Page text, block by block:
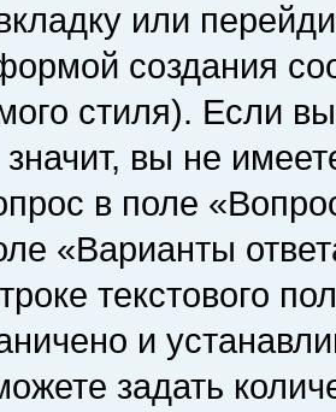
или
создания
стиля). Если
вы не
в поле
«Варианты
текстового
и
задать